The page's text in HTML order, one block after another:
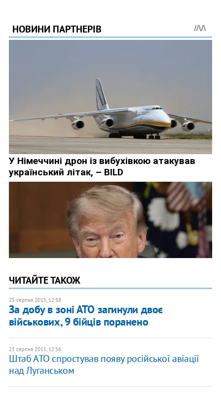
ЧИТАЙТЕ ТАКОЖ
25 серпня 2015, 12:58
За добу в зоні АТО загинули двоє
військових, 9 бійців поранено
25 серпня 2015, 12:56
Штаб АТО спростував появу російської авіації
над Луганськом